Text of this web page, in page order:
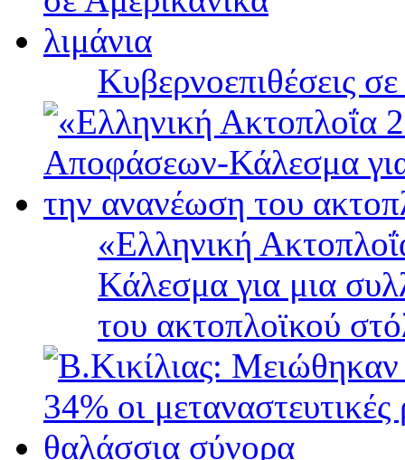
Κυβερνοεπιθέσεις
«Ελληνική
Κάλεσμα για μια
του ακτοπλοϊκού